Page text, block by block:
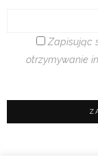
Zapisując
otrzymywanie